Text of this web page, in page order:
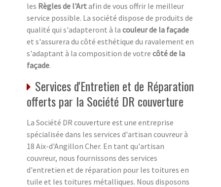
les Règles de l'Artafin de vous offrir le meilleur
service possible. La société dispose de produits de
qualité qui s'adapteront à la couleur de la façade
et s'assurera du côté esthétique du ravalement en
s'adaptant à la composition de votre côté de la
façade.
Services d'Entretien et de Réparation
offerts par la Société DR couverture
La Société DR couverture est une entreprise
spécialisée dans les services d'artisan couvreur à
18 Aix-d'Angillon Cher. En tant qu'artisan
couvreur, nous fournissons des services
d'entretien et de réparation pour les toitures en
tuile et les toitures métalliques. Nous disposons